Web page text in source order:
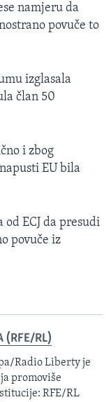
namjeru da
povuče to
izglasala
član 50
i zbog
EU bila
ECJ da presudi
povuče iz
(RFE/RL)
Radio Liberty je
promoviše
RFE/RL